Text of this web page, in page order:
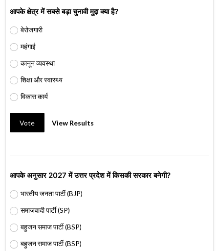
आपके क्षेत्र में सबसे बड़ा चुनावी मुद्दा क्या है?
बेरोजगारी
महंगाई
कानून व्यवस्था
शिक्षा और स्वास्थ्य
विकास कार्य
Vote View Results
आपके अनुसार 2027 में उत्तर प्रदेश में किसकी सरकार बनेगी?
भारतीय जनता पार्टी (BJP)
समाजवादी पार्टी (SP)
बहुजन समाज पार्टी (BSP)
बहुजन समाज पार्टी (BSP)